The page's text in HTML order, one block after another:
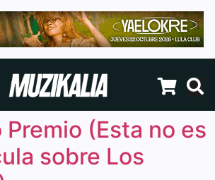
(Esta no es
sobre Los